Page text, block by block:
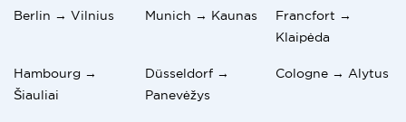
Berlin → Vilnius Munich → Kaunas
Francfort →
Klaipėda
Hambourg →
Šiauliai
Düsseldorf →
Panevėžys
Cologne → Alytus